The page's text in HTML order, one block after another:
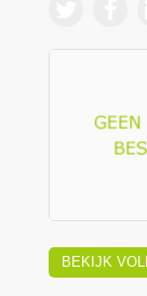
BEKIJK